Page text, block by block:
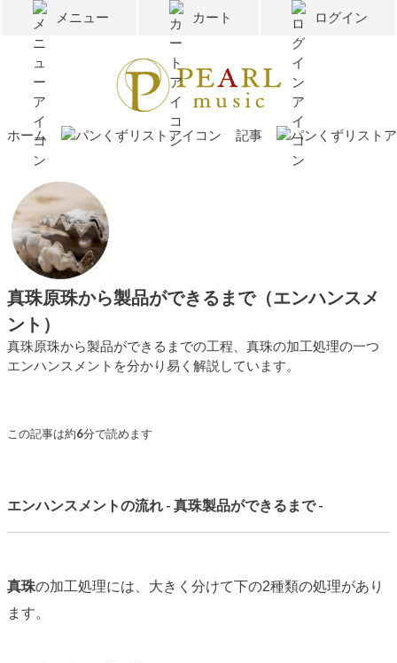
メニュー カート ログイン
ホーム 記事
真珠原珠から製品ができるまで（エンハンスメ
ント）
真珠原珠から製品ができるまでの工程、真珠の加工処理の一つ
エンハンスメントを分かり易く解説しています。
この記事は約6分で読めます
エンハンスメントの流れ - 真珠製品ができるまで -
真珠の加工処理には、大きく分けて下の2種類の処理があり
ます。